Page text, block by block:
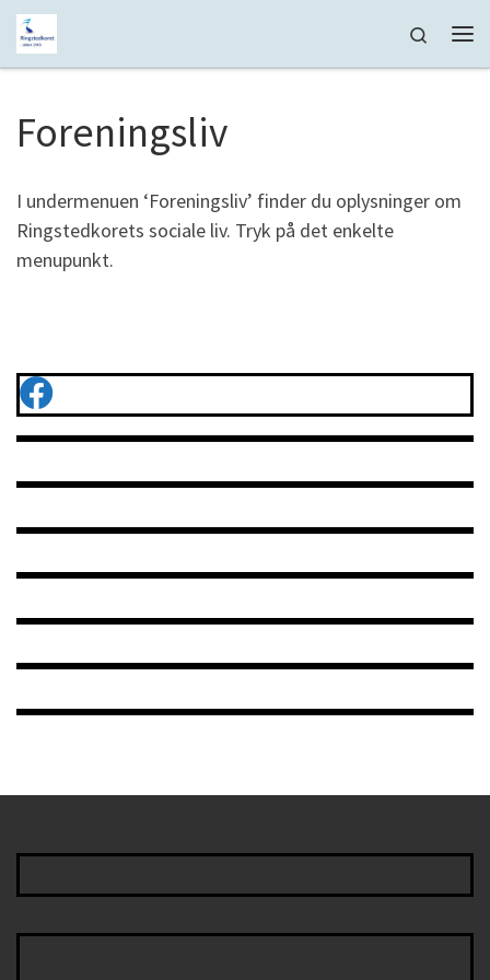
Fortsæt til indhold
Search
Foreningsliv
I undermenuen ‘Foreningsliv’ finder du oplysninger om
Ringstedkorets sociale liv. Tryk på det enkelte
menupunkt.